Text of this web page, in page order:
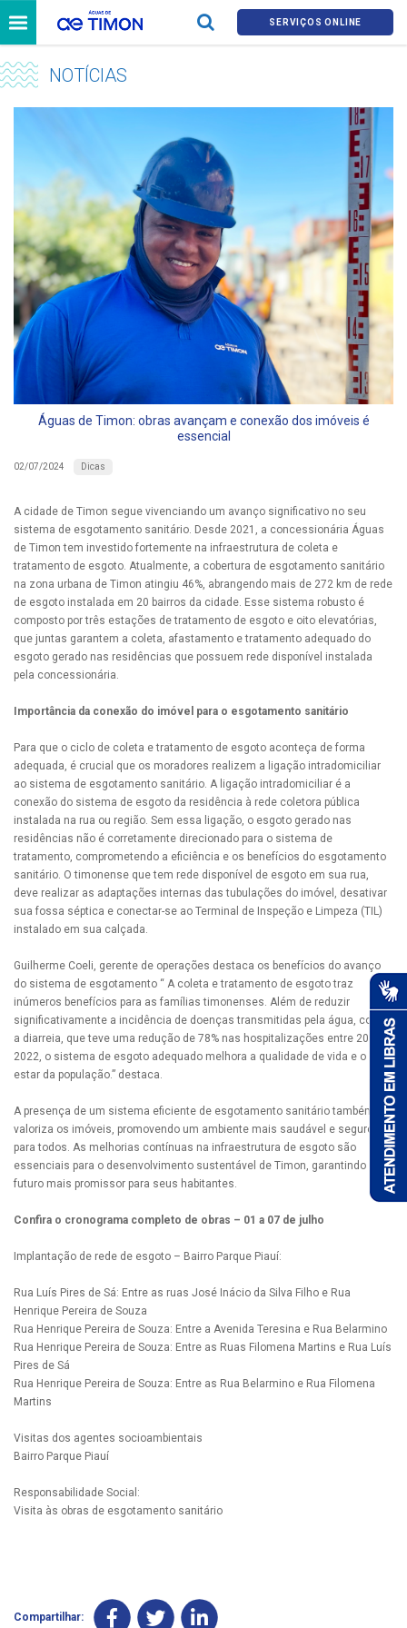
SERVIÇOS ONLINE
NOTÍCIAS
Águas de Timon: obras avançam e conexão dos imóveis é
essencial
02/07/2024 Dicas
A cidade de Timon segue vivenciando um avanço significativo no seu
sistema de esgotamento sanitário. Desde 2021, a concessionária Águas
de Timon tem investido fortemente na infraestrutura de coleta e
tratamento de esgoto. Atualmente, a cobertura de esgotamento sanitário
na zona urbana de Timon atingiu 46%, abrangendo mais de 272 km de rede
de esgoto instalada em 20 bairros da cidade. Esse sistema robusto é
composto por três estações de tratamento de esgoto e oito elevatórias,
que juntas garantem a coleta, afastamento e tratamento adequado do
esgoto gerado nas residências que possuem rede disponível instalada
pela concessionária.
Importância da conexão do imóvel para o esgotamento sanitário
Para que o ciclo de coleta e tratamento de esgoto aconteça de forma
adequada, é crucial que os moradores realizem a ligação intradomiciliar
ao sistema de esgotamento sanitário. A ligação intradomiciliar é a
conexão do sistema de esgoto da residência à rede coletora pública
instalada na rua ou região. Sem essa ligação, o esgoto gerado nas
residências não é corretamente direcionado para o sistema de
tratamento, comprometendo a eficiência e os benefícios do esgotamento
sanitário. O timonense que tem rede disponível de esgoto em sua rua,
deve realizar as adaptações internas das tubulações do imóvel, desativar
sua fossa séptica e conectar-se ao Terminal de Inspeção e Limpeza (TIL)
instalado em sua calçada.
Guilherme Coeli, gerente de operações destaca os benefícios do avanço
do sistema de esgotamento “ A coleta e tratamento de esgoto traz
inúmeros benefícios para as famílias timonenses. Além de reduzir
significativamente a incidência de doenças transmitidas pela água, como
a diarreia, que teve uma redução de 78% nas hospitalizações entre 2015 e
2022, o sistema de esgoto adequado melhora a qualidade de vida e o bem-
estar da população.” destaca.
A presença de um sistema eficiente de esgotamento sanitário também
valoriza os imóveis, promovendo um ambiente mais saudável e seguro
para todos. As melhorias contínuas na infraestrutura de esgoto são
essenciais para o desenvolvimento sustentável de Timon, garantindo um
futuro mais promissor para seus habitantes.
Confira o cronograma completo de obras – 01 a 07 de julho
Implantação de rede de esgoto – Bairro Parque Piauí:
Rua Luís Pires de Sá: Entre as ruas José Inácio da Silva Filho e Rua
Henrique Pereira de Souza
Rua Henrique Pereira de Souza: Entre a Avenida Teresina e Rua Belarmino
Rua Henrique Pereira de Souza: Entre as Ruas Filomena Martins e Rua Luís
Pires de Sá
Rua Henrique Pereira de Souza: Entre as Rua Belarmino e Rua Filomena
Martins
Visitas dos agentes socioambientais
Bairro Parque Piauí
Responsabilidade Social:
Visita às obras de esgotamento sanitário
Compartilhar: